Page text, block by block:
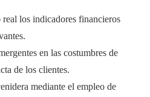
los indicadores financieros
en las costumbres de
de los clientes.
mediante el empleo de